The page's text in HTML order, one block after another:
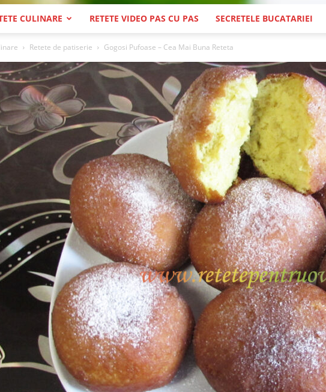
CULINARE RETETE VIDEO PAS CU PAS SECRETELE BUCATARIEI
Retete de patiserie Gogosi Pufoase – Cea Mai Buna Reteta